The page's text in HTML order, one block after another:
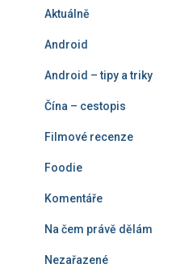
Aktuálně
Android
Android – tipy a triky
Čína – cestopis
Filmové recenze
Foodie
Komentáře
Na čem právě dělám
Nezařazené